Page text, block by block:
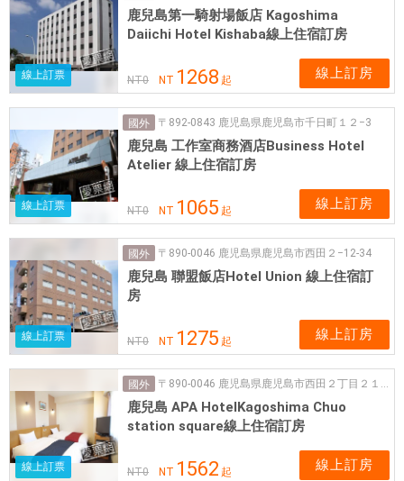
線上訂票
鹿兒島第一騎射場飯店 Kagoshima
Daiichi Hotel Kishaba線上住宿訂房
NT0 NT 1268 起 線上訂房
線上訂票
國外 〒892-0843 鹿児島県鹿児島市千日町１２−3
鹿兒島 工作室商務酒店Business Hotel
Atelier 線上住宿訂房
NT0 NT 1065 起 線上訂房
線上訂票
國外 〒890-0046 鹿児島県鹿児島市西田２−12-34
鹿兒島 聯盟飯店Hotel Union 線上住宿訂
房
NT0 NT 1275 起 線上訂房
線上訂票
國外 〒890-0046 鹿児島県鹿児島市西田２丁目２１−22
鹿兒島 APA HotelKagoshima Chuo
station square線上住宿訂房
NT0 NT 1562 起 線上訂房